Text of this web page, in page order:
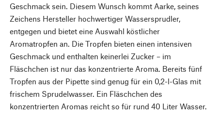
Geschmack sein. Diesem Wunsch kommt Aarke, seines
Zeichens Hersteller hochwertiger Wassersprudler,
entgegen und bietet eine Auswahl köstlicher
Aromatropfen an. Die Tropfen bieten einen intensiven
Geschmack und enthalten keinerlei Zucker – im
Fläschchen ist nur das konzentrierte Aroma. Bereits fünf
Tropfen aus der Pipette sind genug für ein 0,2-l-Glas mit
frischem Sprudelwasser. Ein Fläschchen des
konzentrierten Aromas reicht so für rund 40 Liter Wasser.